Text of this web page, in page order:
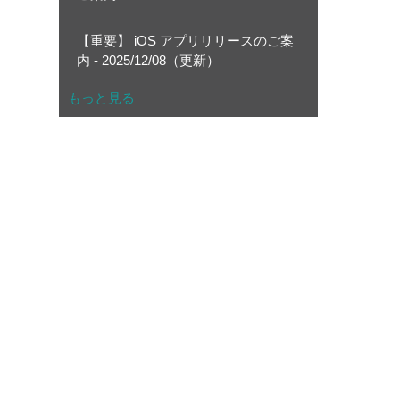
【重要】 iOS アプリリリースのご案
内 - 2025/12/08（更新）
もっと見る